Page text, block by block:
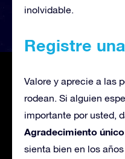
inolvidable.
Registre
Valore y aprecie a las
rodean. Si alguien
importante por usted,
Agradecimiento único
sienta bien en los